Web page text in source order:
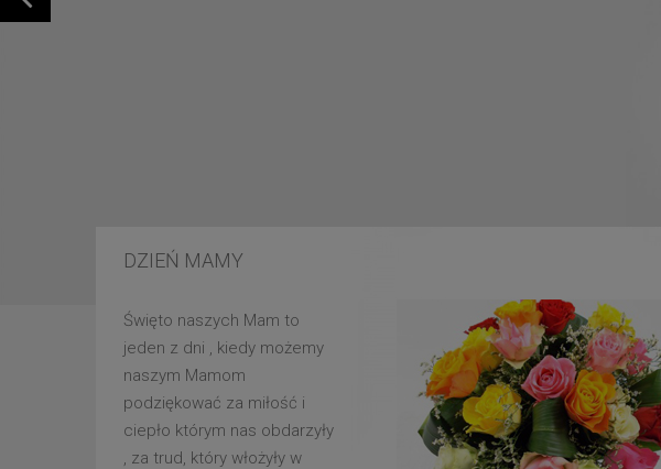
DZIEŃ MAMY
Święto naszych Mam to
jeden z dni , kiedy możemy
naszym Mamom
podziękować za miłość i
ciepło którym nas obdarzyły
, za trud, który włożyły w